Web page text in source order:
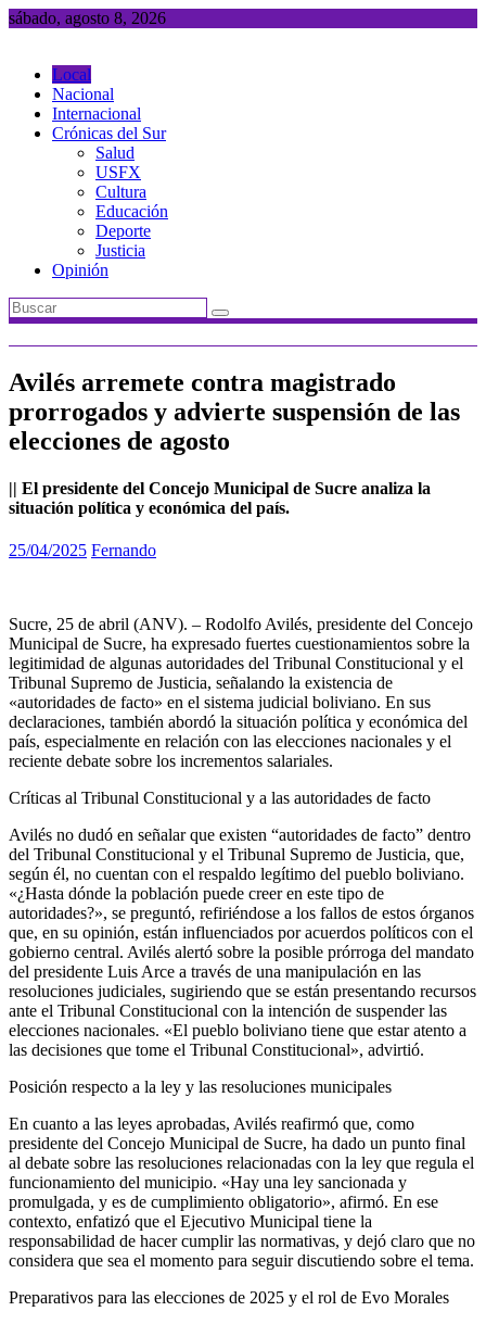
Saltar
sábado, agosto 8, 2026
Local
Nacional
Internacional
Crónicas del Sur
Salud
USFX
Cultura
Educación
Deporte
Justicia
Opinión
Avilés arremete contra magistrado
prorrogados y advierte suspensión de las
elecciones de agosto
|| El presidente del Concejo Municipal de Sucre analiza la
situación política y económica del país.
25/04/2025 Fernando
Sucre, 25 de abril (ANV). – Rodolfo Avilés, presidente del Concejo
Municipal de Sucre, ha expresado fuertes cuestionamientos sobre la
legitimidad de algunas autoridades del Tribunal Constitucional y el
Tribunal Supremo de Justicia, señalando la existencia de
«autoridades de facto» en el sistema judicial boliviano. En sus
declaraciones, también abordó la situación política y económica del
país, especialmente en relación con las elecciones nacionales y el
reciente debate sobre los incrementos salariales.
Críticas al Tribunal Constitucional y a las autoridades de facto
Avilés no dudó en señalar que existen “autoridades de facto” dentro
del Tribunal Constitucional y el Tribunal Supremo de Justicia, que,
según él, no cuentan con el respaldo legítimo del pueblo boliviano.
«¿Hasta dónde la población puede creer en este tipo de
autoridades?», se preguntó, refiriéndose a los fallos de estos órganos
que, en su opinión, están influenciados por acuerdos políticos con el
gobierno central. Avilés alertó sobre la posible prórroga del mandato
del presidente Luis Arce a través de una manipulación en las
resoluciones judiciales, sugiriendo que se están presentando recursos
ante el Tribunal Constitucional con la intención de suspender las
elecciones nacionales. «El pueblo boliviano tiene que estar atento a
las decisiones que tome el Tribunal Constitucional», advirtió.
Posición respecto a la ley y las resoluciones municipales
En cuanto a las leyes aprobadas, Avilés reafirmó que, como
presidente del Concejo Municipal de Sucre, ha dado un punto final
al debate sobre las resoluciones relacionadas con la ley que regula el
funcionamiento del municipio. «Hay una ley sancionada y
promulgada, y es de cumplimiento obligatorio», afirmó. En ese
contexto, enfatizó que el Ejecutivo Municipal tiene la
responsabilidad de hacer cumplir las normativas, y dejó claro que no
considera que sea el momento para seguir discutiendo sobre el tema.
Preparativos para las elecciones de 2025 y el rol de Evo Morales